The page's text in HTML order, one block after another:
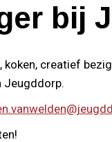
bij
creatief
Jeugddorp.